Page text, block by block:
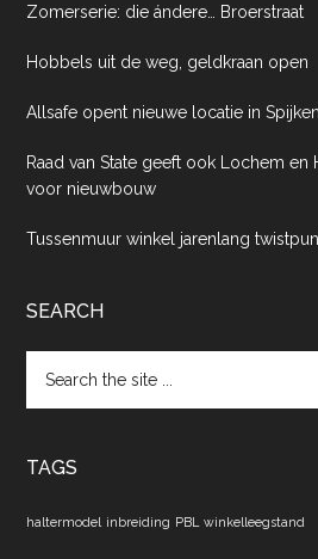
Zomerserie: die ándere… Broerstraat
Hobbels uit de weg, geldkraan open
Allsafe opent nieuwe locatie in
Raad van State geeft ook Lochem en
voor nieuwbouw
Tussenmuur winkel jarenlang
SEARCH
the
TAGS
haltermodel inbreiding PBL winkelleegstand